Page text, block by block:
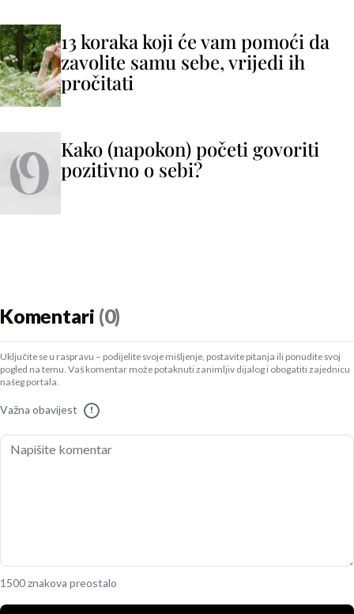
13 koraka koji će vam pomoći da
zavolite samu sebe, vrijedi ih
pročitati
Kako (napokon) početi govoriti
pozitivno o sebi?
Komentari (0)
Uključite se u raspravu – podijelite svoje mišljenje, postavite pitanja ili ponudite svoj
pogled na temu. Vaš komentar može potaknuti zanimljiv dijalog i obogatiti zajednicu
našeg portala.
Važna obavijest !
1500 znakova preostalo